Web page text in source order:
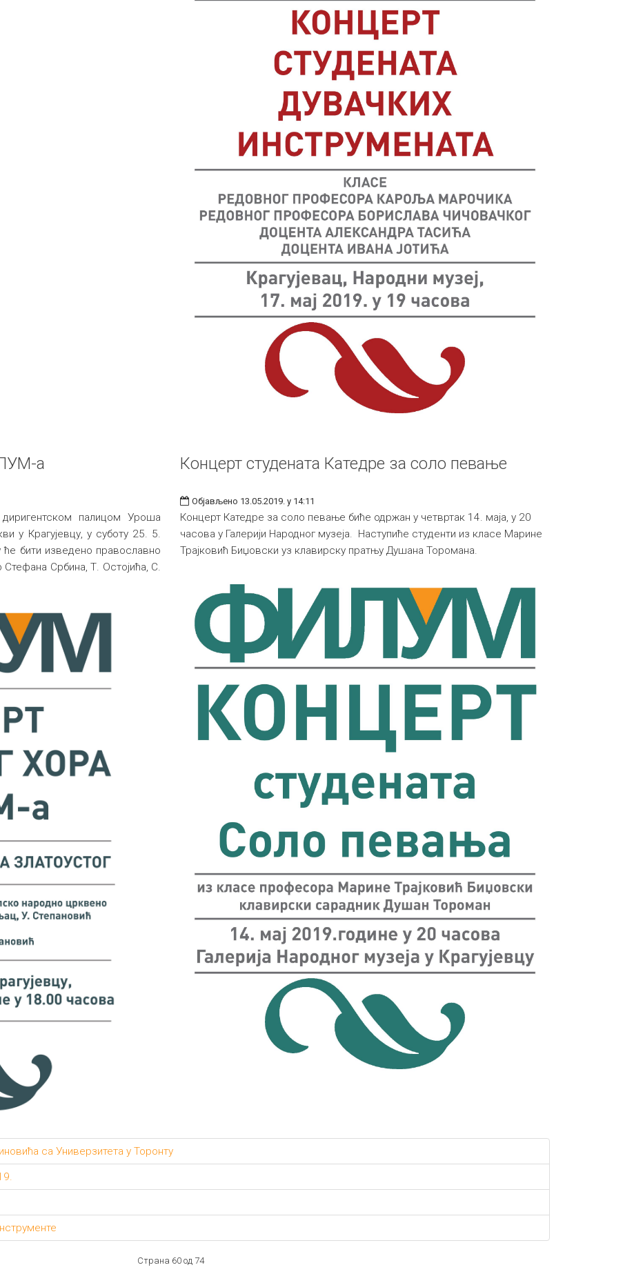
а
палицом Уроша
у Крагујевцу, у суботу 25. 5.
бити изведено православно
Србина, Т. Остојића, С.
Концерт студената Катедре за соло певање
Објављено 13.05.2019. у 14:11
Концерт Катедре за соло певање биће одржан у четвртак 14. маја, у 20
часова у Галерији Народног музеја. Наступиће студенти из класе Марине
Трајковић Биџовски уз клавирску пратњу Душана Торомана.
са Универзитета у Торонту
Страна 60 од 74